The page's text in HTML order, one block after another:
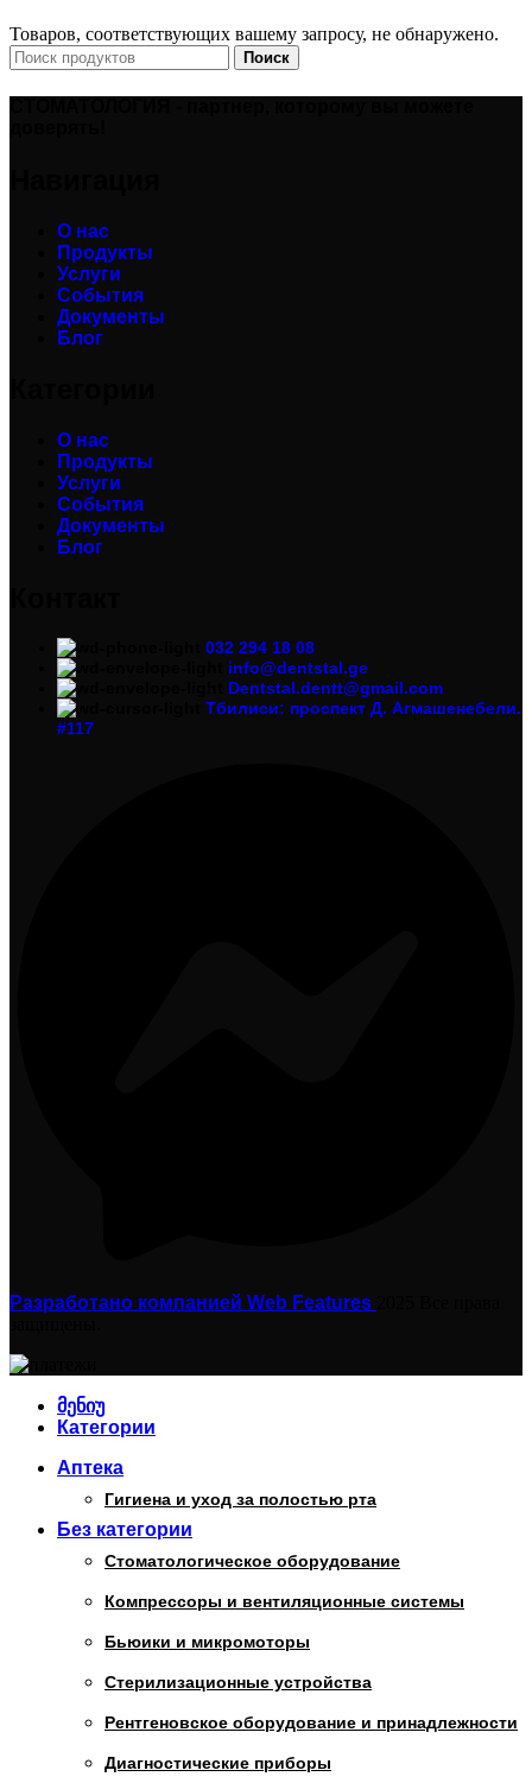
Товаров, соответствующих вашему запросу, не обнаружено.
Поиск
О нас
Продукты
Услуги
События
Документы
Блог
О нас
Продукты
Услуги
События
Документы
Блог
032 294 18 08
info@dentstal.ge
Dentstal.dentt@gmail.com
Тбилиси: проспект Д. Агмашенебели.
#117
Разработано компанией Web Features
მენიუ
Категории
Аптека
Гигиена и уход за полостью рта
Без категории
Стоматологическое оборудование
Компрессоры и вентиляционные системы
Бьюики и микромоторы
Стерилизационные устройства
Рентгеновское оборудование и принадлежности
Диагностические приборы